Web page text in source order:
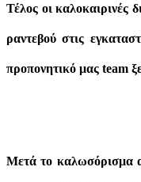
Τέλος οι καλοκαιρινές
ραντεβού στις
προπονητικό μας team
Μετά το καλωσόρισμα